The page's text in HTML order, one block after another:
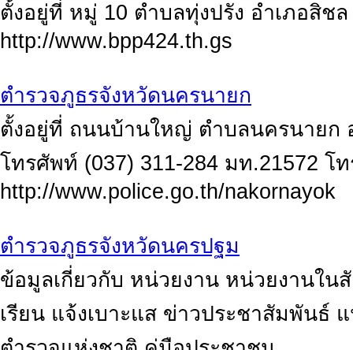
ตั้งอยู่ที่ หมู่ 10 ตำบลทุ่งปรัง อำเภอสิช
http://www.bpp424.th.gs
ตำรวจภูธรจังหวัดนครนายก
ตั้งอยู่ที่ ถนนบ้านใหญ่ ตำบลนครนายก
โทรศัพท์ (037) 311-284 มท.21572 โ
http://www.police.go.th/nakornayok
ตำรวจภูธรจังหวัดนครปฐม
ข้อมูลเกี่ยวกับ หน่วยงาน หน่วยงานใ
เรียน แจ้งเบาะแส ข่าวประชาสัมพันธ์